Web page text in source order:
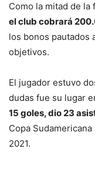
Como la mitad de
el club cobrará
los bonos pautados
objetivos.
El jugador estuvo
dudas fue su lugar
15 goles, dio 23
Copa
2021.